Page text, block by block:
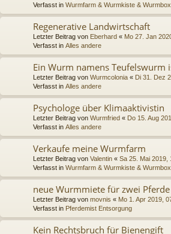
Verfasst in Wurmfarm & Wurmkiste & Wurmbox
Regenerative Landwirtschaft
Letzter Beitrag von Eberhard « Mo 27. Jan
Verfasst in Alles andere
Ein Wurm namens Teufelswurm
Letzter Beitrag von Wurmcolonia « Di 31. Dez
Verfasst in Alles andere
Psychologe über Klimaaktivistin
Letzter Beitrag von Wurmfried « Do 15. Aug
Verfasst in Alles andere
Verkaufe meine Wurmfarm
Letzter Beitrag von Valentin « Sa 25. Mai 2019,
Verfasst in Wurmfarm & Wurmkiste & Wurmbox
neue Wurmmiete für zwei Pferde
Letzter Beitrag von movnis « Mo 1. Apr 2019,
Verfasst in Pferdemist Entsorgung
Kein Rechtsbruch für Bienengift